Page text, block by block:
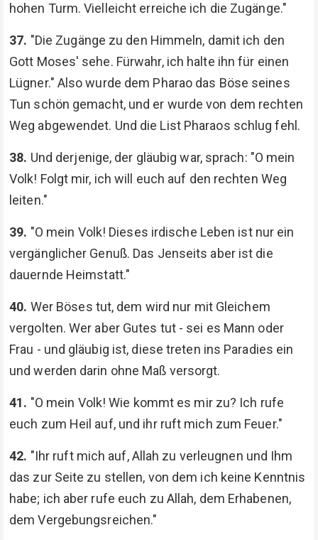
hohen Turm. Vielleicht erreiche ich die Zugänge."
37. "Die Zugänge zu den Himmeln, damit ich den
Gott Moses' sehe. Fürwahr, ich halte ihn für einen
Lügner." Also wurde dem Pharao das Böse seines
Tun schön gemacht, und er wurde von dem rechten
Weg abgewendet. Und die List Pharaos schlug fehl.
38. Und derjenige, der gläubig war, sprach: "O mein
Volk! Folgt mir, ich will euch auf den rechten Weg
leiten."
39. "O mein Volk! Dieses irdische Leben ist nur ein
vergänglicher Genuß. Das Jenseits aber ist die
dauernde Heimstatt."
40. Wer Böses tut, dem wird nur mit Gleichem
vergolten. Wer aber Gutes tut - sei es Mann oder
Frau - und gläubig ist, diese treten ins Paradies ein
und werden darin ohne Maß versorgt.
41. "O mein Volk! Wie kommt es mir zu? Ich rufe
euch zum Heil auf, und ihr ruft mich zum Feuer."
42. "Ihr ruft mich auf, Allah zu verleugnen und Ihm
das zur Seite zu stellen, von dem ich keine Kenntnis
habe; ich aber rufe euch zu Allah, dem Erhabenen,
dem Vergebungsreichen."